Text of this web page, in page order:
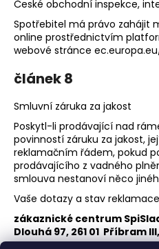
České obchodní inspekce,
Spotřebitel má právo zahájit
online prostřednictvím
webové stránce
článek 8
Smluvní záruka za jakost
Poskytl-li prodávající nad
povinností záruku za jakost,
reklamačním řádem, pokud
prodávajícího z vadného
smlouva nestanoví něco
Vaše dotazy a stav
zákaznické centrum
Dlouhá 97, 261 01 Příbram III,